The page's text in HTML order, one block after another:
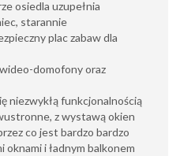
osiedla uzupełnia
starannie
plac zabaw dla
domofony oraz
niezwykłą funkcjonalnością
z wystawą okien
co jest bardzo bardzo
i ładnym balkonem